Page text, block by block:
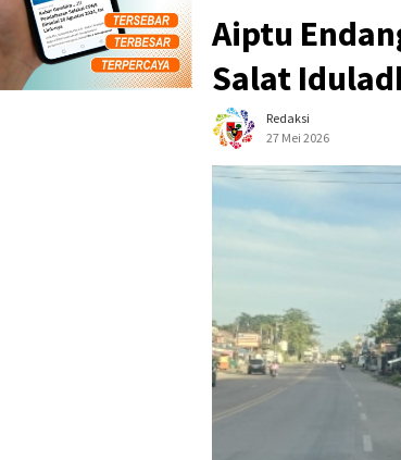
Aiptu
Salat
Redaksi
27 Mei 2026